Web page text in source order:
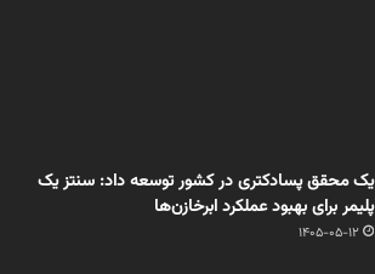
یک محقق پسادکتری در کشور توسعه داد: سنتز یک
پلیمر برای بهبود عملکرد ابرخازن‌ها
1405-05-12